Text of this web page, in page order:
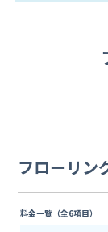
フローリン
料金一覧（全6項目）